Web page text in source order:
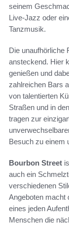
seinem
Live-Jazz oder
Tanzmusik.
Die unaufhörliche
ansteckend. Hier
genießen und
zahlreichen Bars
von talentierten
Straßen und in
tragen zur
Besuch zu einem
Bourbon Street
auch ein
verschiedenen
Angeboten macht
eines jeden
Menschen die